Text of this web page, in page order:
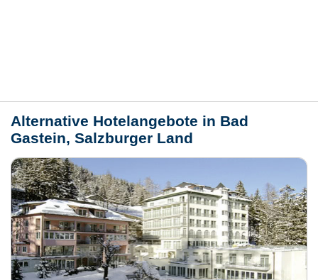
Alternative Hotelangebote in Bad
Gastein, Salzburger Land